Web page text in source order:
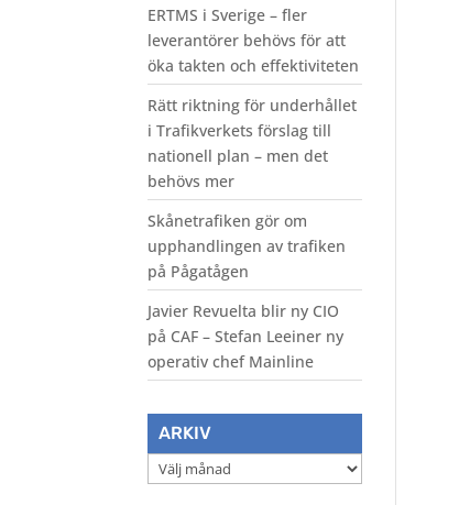
ERTMS i Sverige – fler
leverantörer behövs för att
öka takten och effektiviteten
Rätt riktning för underhållet
i Trafikverkets förslag till
nationell plan – men det
behövs mer
Skånetrafiken gör om
upphandlingen av trafiken
på Pågatågen
Javier Revuelta blir ny CIO
på CAF – Stefan Leeiner ny
operativ chef Mainline
ARKIV
Arkiv